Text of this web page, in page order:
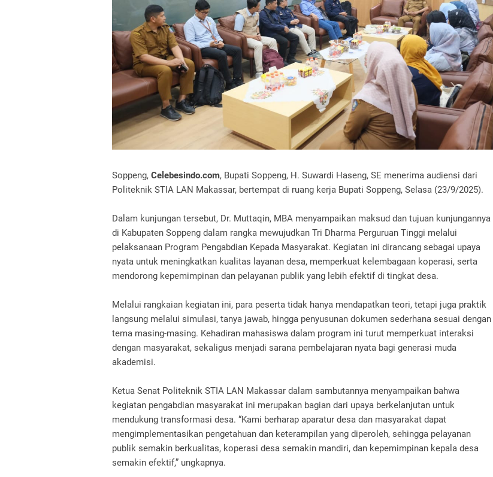
Soppeng, Celebesindo.com, Bupati Soppeng, H. Suwardi Haseng, SE menerima audiensi dari
Politeknik STIA LAN Makassar, bertempat di ruang kerja Bupati Soppeng, Selasa (23/9/2025).
Dalam kunjungan tersebut, Dr. Muttaqin, MBA menyampaikan maksud dan tujuan kunjungannya
di Kabupaten Soppeng dalam rangka mewujudkan Tri Dharma Perguruan Tinggi melalui
pelaksanaan Program Pengabdian Kepada Masyarakat. Kegiatan ini dirancang sebagai upaya
nyata untuk meningkatkan kualitas layanan desa, memperkuat kelembagaan koperasi, serta
mendorong kepemimpinan dan pelayanan publik yang lebih efektif di tingkat desa.
Melalui rangkaian kegiatan ini, para peserta tidak hanya mendapatkan teori, tetapi juga praktik
langsung melalui simulasi, tanya jawab, hingga penyusunan dokumen sederhana sesuai dengan
tema masing-masing. Kehadiran mahasiswa dalam program ini turut memperkuat interaksi
dengan masyarakat, sekaligus menjadi sarana pembelajaran nyata bagi generasi muda
akademisi.
Ketua Senat Politeknik STIA LAN Makassar dalam sambutannya menyampaikan bahwa
kegiatan pengabdian masyarakat ini merupakan bagian dari upaya berkelanjutan untuk
mendukung transformasi desa. “Kami berharap aparatur desa dan masyarakat dapat
mengimplementasikan pengetahuan dan keterampilan yang diperoleh, sehingga pelayanan
publik semakin berkualitas, koperasi desa semakin mandiri, dan kepemimpinan kepala desa
semakin efektif,” ungkapnya.